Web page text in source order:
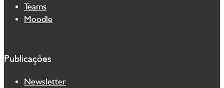
Teams
Moodle
Publicações
Newsletter